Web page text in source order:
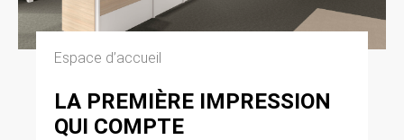
Espace d’accueil
LA PREMIÈRE IMPRESSION
QUI COMPTE